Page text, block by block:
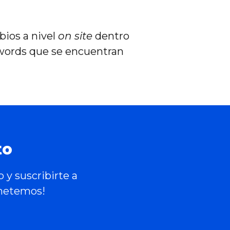
a nivel on site dentro
que se encuentran
y suscribirte a